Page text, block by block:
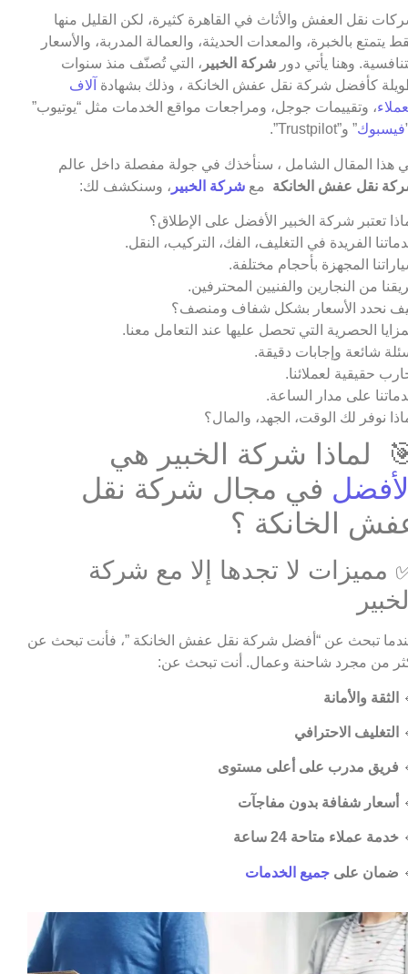
نقل العفش والأثاث في القاهرة كثيرة، لكن القليل منها
يتمتع بالخبرة، والمعدات الحديثة، والعمالة المدربة، والأسعار
وهنا يأتي دور شركة الخبير ، التي تُصنّف منذ سنوات
كأفضل شركة نقل عفش الخانكة ، وذلك بشهادة آلاف
، وتقييمات جوجل، ومراجعات مواقع الخدمات مثل “يوتيوب”
فيسبوك” و”Trustpilot”.
هذا المقال الشامل ، سنأخذك في جولة مفصلة داخل عالم
نقل عفش الخانكة مع شركة الخبير ، وسنكشف لك:
تعتبر شركة الخبير الأفضل على الإطلاق؟
الفريدة في التغليف، الفك، التركيب، النقل.
المجهزة بأحجام مختلفة.
من النجارين والفنيين المحترفين.
نحدد الأسعار بشكل شفاف ومنصف؟
الحصرية التي تحصل عليها عند التعامل معنا.
شائعة وإجابات دقيقة.
حقيقية لعملائنا.
على مدار الساعة.
نوفر لك الوقت، الجهد، والمال؟
لماذا شركة الخبير هي
في مجال شركة نقل
الخانكة ؟
مميزات لا تجدها إلا مع شركة
تبحث عن “أفضل شركة نقل عفش الخانكة ”، فأنت تبحث عن
من مجرد شاحنة وعمال. أنت تبحث عن:
الثقة والأمانة
التغليف الاحترافي
فريق مدرب على أعلى مستوى
أسعار شفافة بدون مفاجآت
خدمة عملاء متاحة 24 ساعة
ضمان على جميع الخدمات